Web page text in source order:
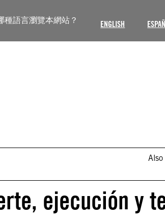
種語言瀏覽本網站？ ENGLISH
ejecución y